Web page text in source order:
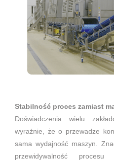
Stabilność proces zamiast
Doświadczenia wielu
wyraźnie, że o przewadze
sama wydajność maszyn.
przewidywalność